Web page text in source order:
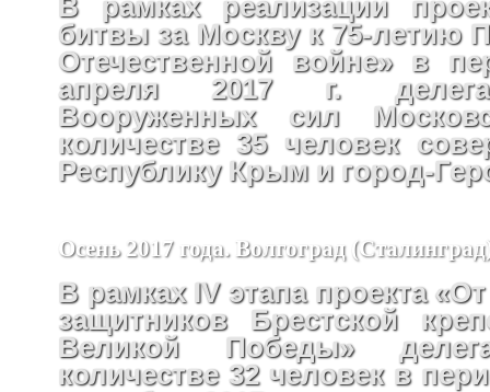
В рамках реализации
битвы за Москву к 75-летию
Отечественной войне» в
апреля 2017 г.
Вооруженных сил
количестве 35 человек
Республику Крым и город-
Осень 2017 года. Волгоград
В рамках IV этапа проекта
защитников Брестской
Великой Победы»
количестве 32 человек в